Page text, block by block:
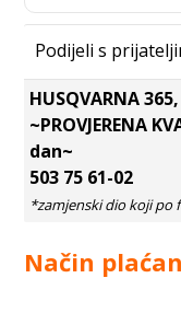
HUSQVARNA
~PROVJERENA
dan~
503 75 61-02
Način